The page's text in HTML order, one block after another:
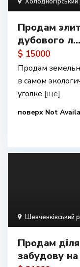
Продам
дубового л...
$ 15000
Продам
в самом
уголке [ще]
поверх Not
Шевченківський
Продам
забудову